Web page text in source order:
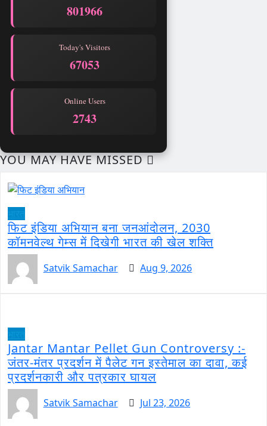
801966
Today's Visitors
67053
Online Users
2743
YOU MAY HAVE MISSED
फिट इंडिया अभियान बना जनआंदोलन, 2030
कॉमनवेल्थ गेम्स में दिखेगी भारत की खेल शक्ति
Satvik Samachar Aug 9, 2026
Jantar Mantar Pellet Gun Controversy :-
जंतर-मंतर प्रदर्शन में पैलेट गन इस्तेमाल का दावा, कई
प्रदर्शनकारी और पत्रकार घायल
Satvik Samachar Jul 23, 2026